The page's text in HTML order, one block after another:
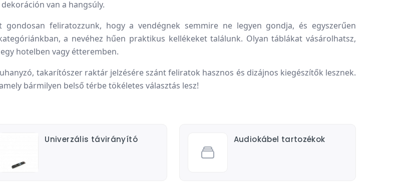
van a hangsúly.
gondosan feliratozzunk, hogy a vendégnek semmire ne legyen gondja, és egyszerűen
a nevéhez hűen praktikus kellékeket találunk. Olyan táblákat vásárolhatsz,
hotelben vagy étteremben.
takarítószer raktár jelzésére szánt feliratok hasznos és dizájnos kiegészítők lesznek.
bármilyen belső térbe tökéletes választás lesz!
Univerzális távirányító Audiokábel tartozékok